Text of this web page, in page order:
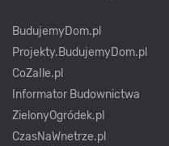
BudujemyDom.pl
Projekty.BudujemyDom.pl
CoZaIle.pl
Informator Budownictwa
ZielonyOgródek.pl
CzasNaWnetrze.pl